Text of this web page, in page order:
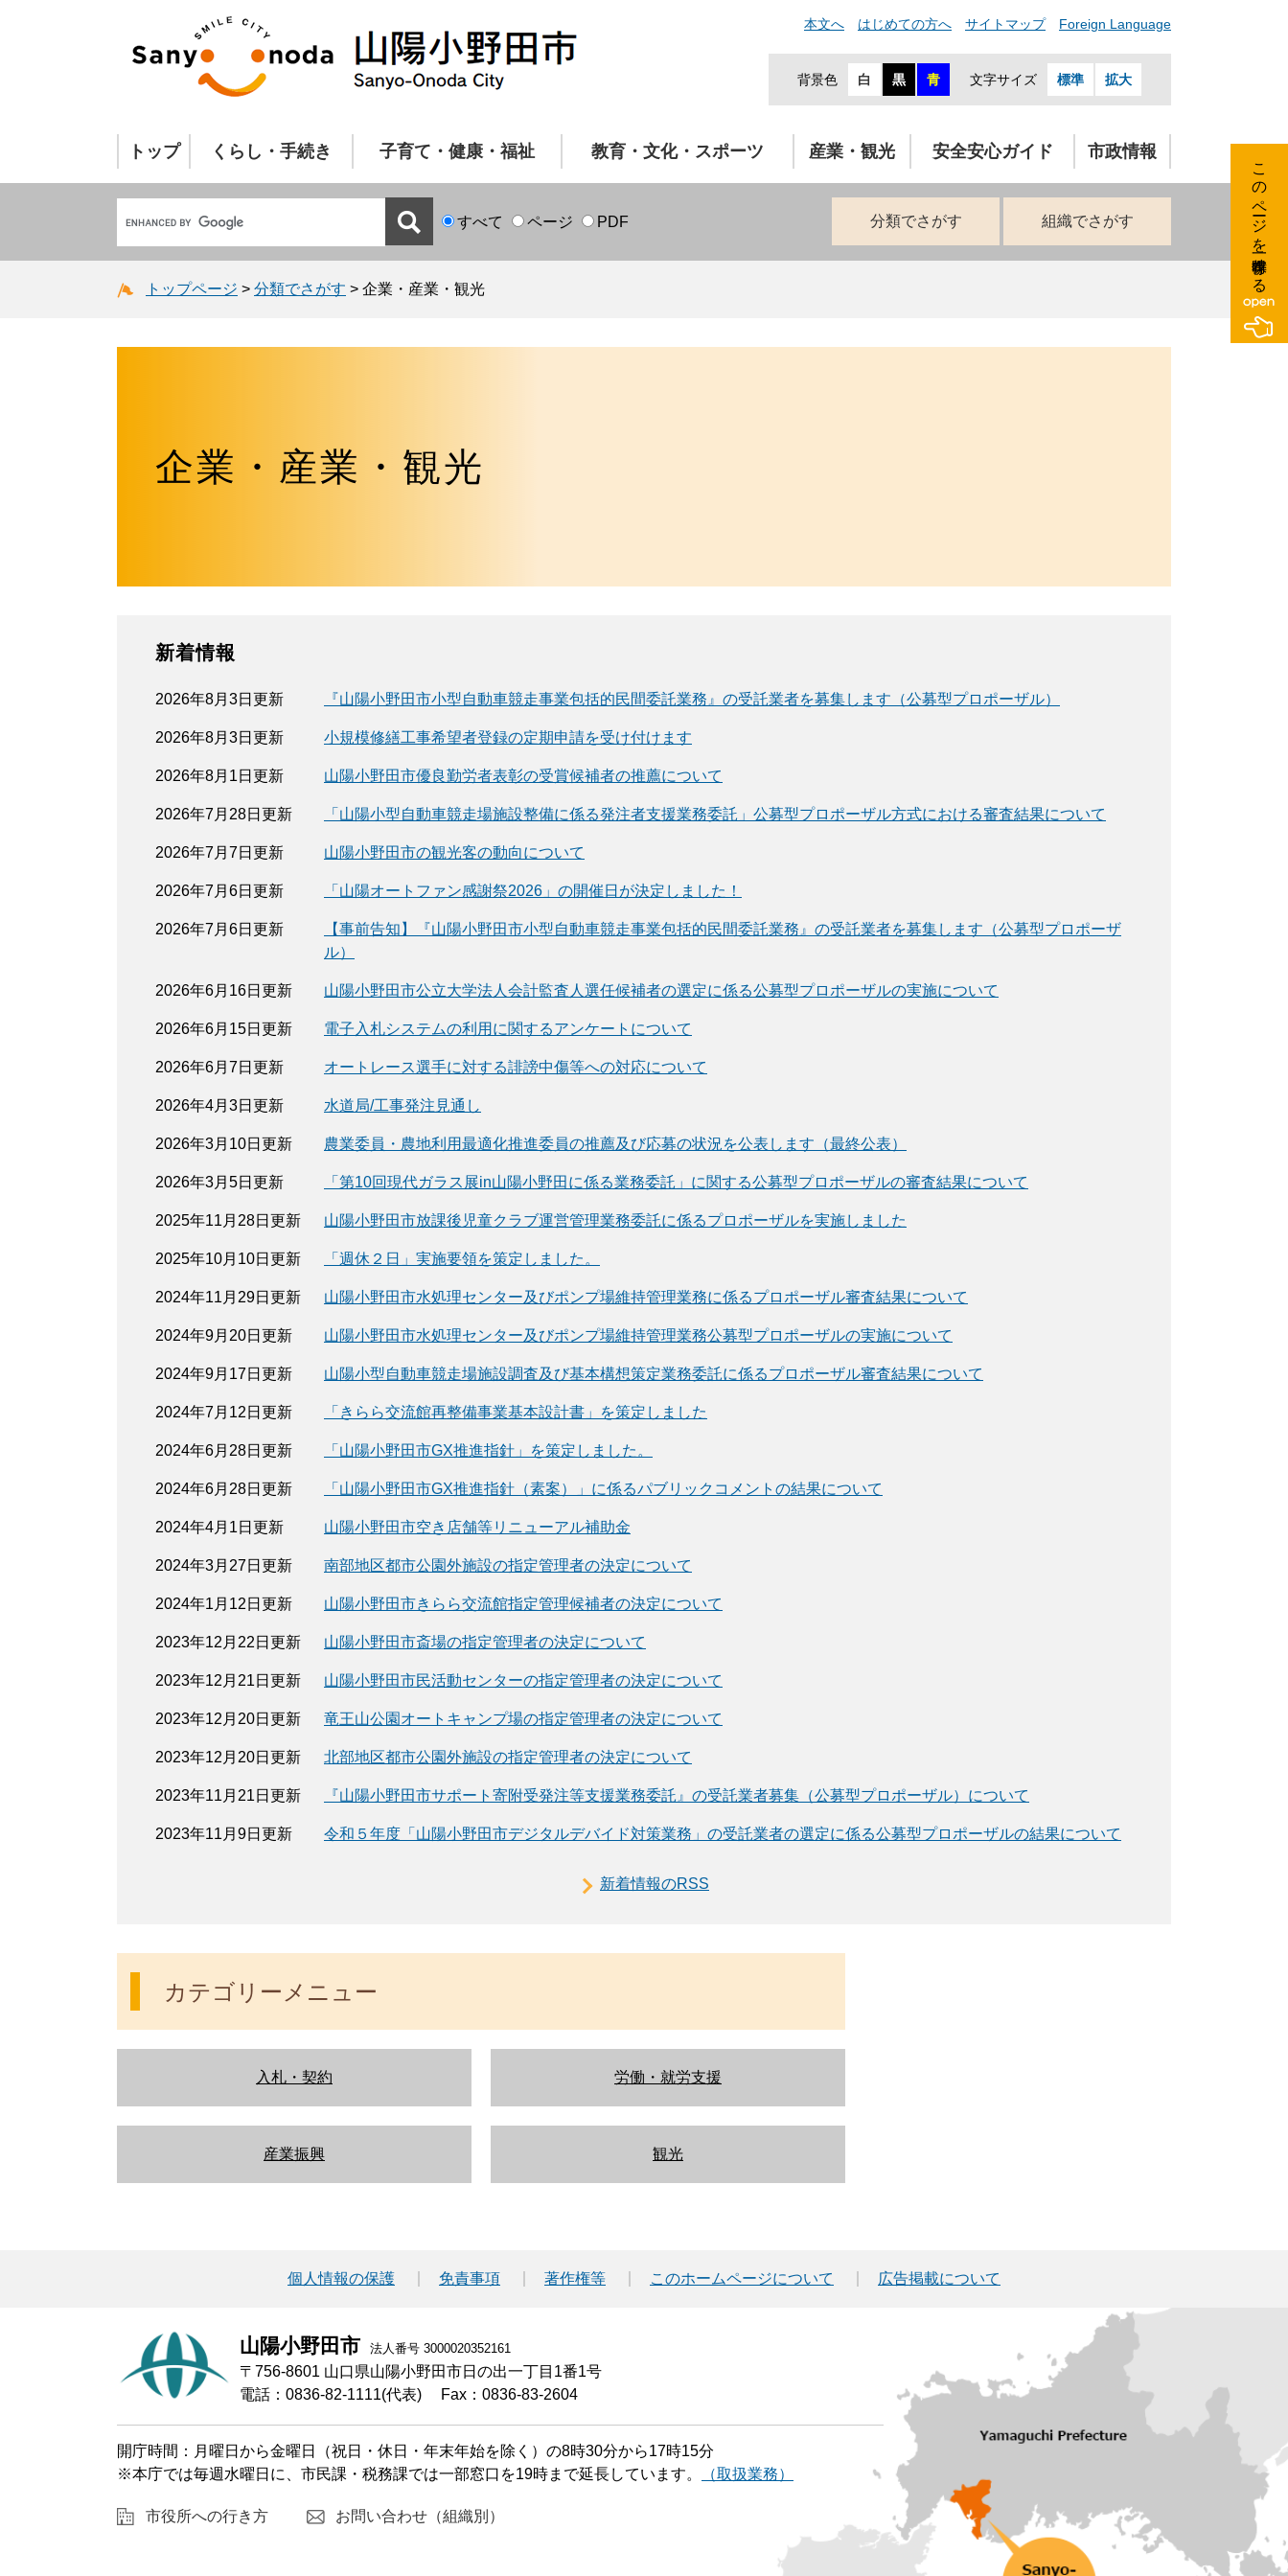
本文へ はじめての方へ サイトマップ Foreign Language
背景色 白 黒 青 文字サイズ 標準 拡大
トップ くらし・手続き 子育て・健康・福祉 教育・文化・スポーツ 産業・観光 安全安心ガイド 市政情報
すべて ページ PDF 分類でさがす 組織でさがす
トップページ > 分類でさがす > 企業・産業・観光
企業・産業・観光
新着情報
2026年8月3日更新 『山陽小野田市小型自動車競走事業包括的民間委託業務』の受託業者を募集します（公募型プロポーザル）
2026年8月3日更新 小規模修繕工事希望者登録の定期申請を受け付けます
2026年8月1日更新 山陽小野田市優良勤労者表彰の受賞候補者の推薦について
2026年7月28日更新 「山陽小型自動車競走場施設整備に係る発注者支援業務委託」公募型プロポーザル方式における審査結果について
2026年7月7日更新 山陽小野田市の観光客の動向について
2026年7月6日更新 「山陽オートファン感謝祭2026」の開催日が決定しました！
2026年7月6日更新
【事前告知】『山陽小野田市小型自動車競走事業包括的民間委託業務』の受託業者を募集します（公募型プロポーザ
ル）
2026年6月16日更新 山陽小野田市公立大学法人会計監査人選任候補者の選定に係る公募型プロポーザルの実施について
2026年6月15日更新 電子入札システムの利用に関するアンケートについて
2026年6月7日更新 オートレース選手に対する誹謗中傷等への対応について
2026年4月3日更新 水道局/工事発注見通し
2026年3月10日更新 農業委員・農地利用最適化推進委員の推薦及び応募の状況を公表します（最終公表）
2026年3月5日更新 「第10回現代ガラス展in山陽小野田に係る業務委託」に関する公募型プロポーザルの審査結果について
2025年11月28日更新 山陽小野田市放課後児童クラブ運営管理業務委託に係るプロポーザルを実施しました
2025年10月10日更新 「週休２日」実施要領を策定しました。
2024年11月29日更新 山陽小野田市水処理センター及びポンプ場維持管理業務に係るプロポーザル審査結果について
2024年9月20日更新 山陽小野田市水処理センター及びポンプ場維持管理業務公募型プロポーザルの実施について
2024年9月17日更新 山陽小型自動車競走場施設調査及び基本構想策定業務委託に係るプロポーザル審査結果について
2024年7月12日更新 「きらら交流館再整備事業基本設計書」を策定しました
2024年6月28日更新 「山陽小野田市GX推進指針」を策定しました。
2024年6月28日更新 「山陽小野田市GX推進指針（素案）」に係るパブリックコメントの結果について
2024年4月1日更新 山陽小野田市空き店舗等リニューアル補助金
2024年3月27日更新 南部地区都市公園外施設の指定管理者の決定について
2024年1月12日更新 山陽小野田市きらら交流館指定管理候補者の決定について
2023年12月22日更新 山陽小野田市斎場の指定管理者の決定について
2023年12月21日更新 山陽小野田市民活動センターの指定管理者の決定について
2023年12月20日更新 竜王山公園オートキャンプ場の指定管理者の決定について
2023年12月20日更新 北部地区都市公園外施設の指定管理者の決定について
2023年11月21日更新 『山陽小野田市サポート寄附受発注等支援業務委託』の受託業者募集（公募型プロポーザル）について
2023年11月9日更新 令和５年度「山陽小野田市デジタルデバイド対策業務」の受託業者の選定に係る公募型プロポーザルの結果について
新着情報のRSS
カテゴリーメニュー
入札・契約 労働・就労支援
産業振興 観光
個人情報の保護 免責事項 著作権等 このホームページについて 広告掲載について
山陽小野田市 法人番号 3000020352161
〒756-8601 山口県山陽小野田市日の出一丁目1番1号
電話：0836-82-1111(代表)
Fax：0836-83-2604
開庁時間：月曜日から金曜日（祝日・休日・年末年始を除く）の8時30分から17時15分
※本庁では毎週水曜日に、市民課・税務課では一部窓口を19時まで延長しています。
（取扱業務）
市役所への行き方 お問い合わせ（組織別）
このページを一時保存する